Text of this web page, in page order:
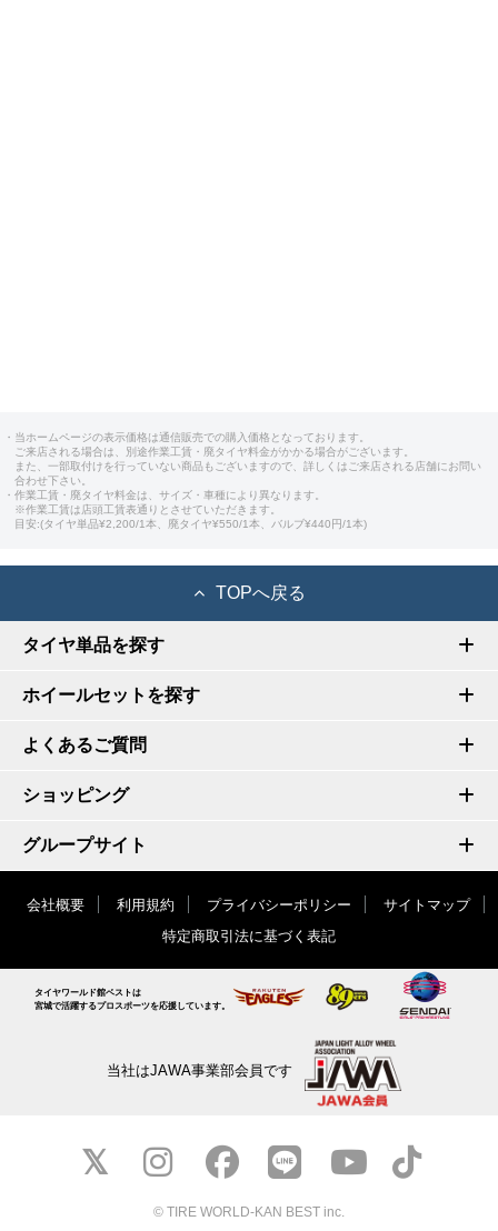
・当ホームページの表示価格は通信販売での購入価格となっております。
ご来店される場合は、別途作業工賃・廃タイヤ料金がかかる場合がございます。
また、一部取付けを行っていない商品もございますので、詳しくはご来店される店舗にお問い
合わせ下さい。
・作業工賃・廃タイヤ料金は、サイズ・車種により異なります。
※作業工賃は店頭工賃表通りとさせていただきます。
目安:(タイヤ単品¥2,200/1本、廃タイヤ¥550/1本、バルブ¥440円/1本)
TOPへ戻る
タイヤ単品を探す
ホイールセットを探す
よくあるご質問
ショッピング
グループサイト
会社概要 利用規約 プライバシーポリシー
サイトマップ
特定商取引法に基づく表記
タイヤワールド館ベストは
宮城で活躍するプロスポーツを応援しています。
当社はJAWA事業部会員です
© TIRE WORLD-KAN BEST inc.